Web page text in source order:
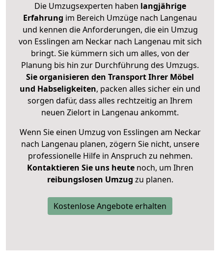
Die Umzugsexperten haben langjährige
Erfahrung im Bereich Umzüge nach Langenau
und kennen die Anforderungen, die ein Umzug
von Esslingen am Neckar nach Langenau mit sich
bringt. Sie kümmern sich um alles, von der
Planung bis hin zur Durchführung des Umzugs.
Sie organisieren den Transport Ihrer Möbel
und Habseligkeiten, packen alles sicher ein und
sorgen dafür, dass alles rechtzeitig an Ihrem
neuen Zielort in Langenau ankommt.
Wenn Sie einen Umzug von Esslingen am Neckar
nach Langenau planen, zögern Sie nicht, unsere
professionelle Hilfe in Anspruch zu nehmen.
Kontaktieren Sie uns heutenoch, um Ihren
reibungslosen Umzug zu planen.
Kostenlose Angebote erhalten